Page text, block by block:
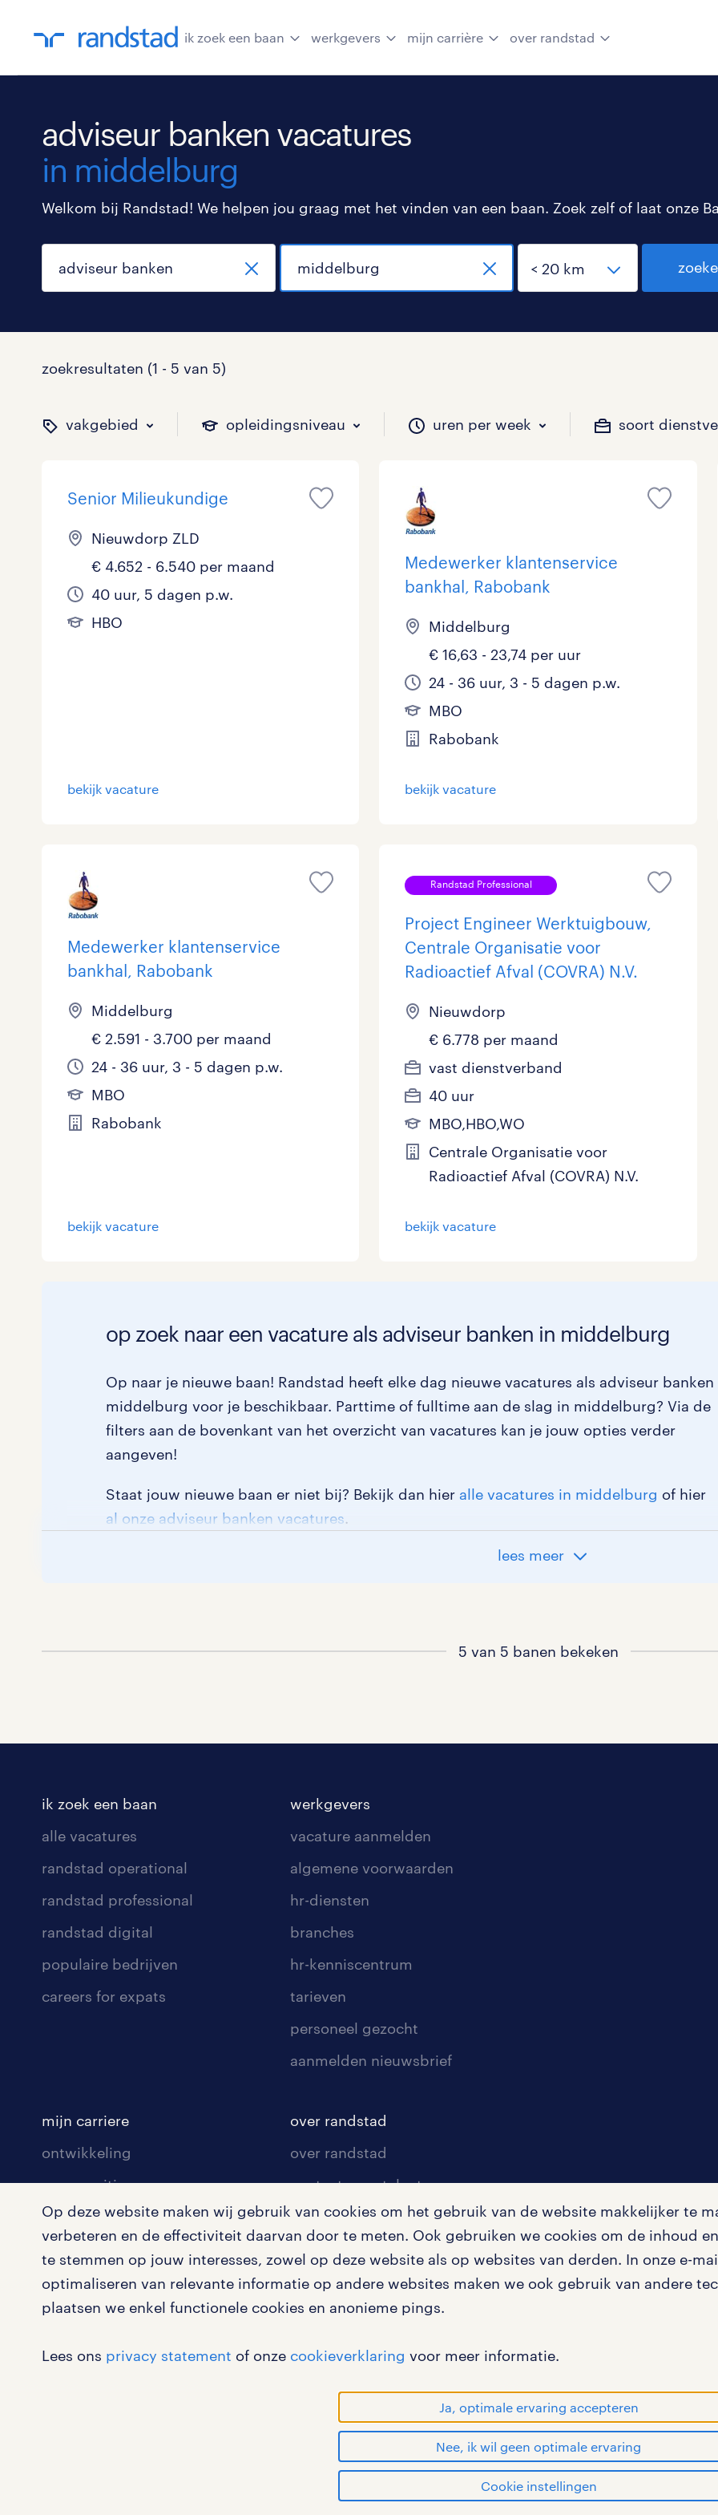
Op deze website maken wij gebruik van cookies om het gebruik van de website makkelijker te
verbeteren en de effectiviteit daarvan door te meten. Ook gebruiken we cookies om de inhoud
te stemmen op jouw interesses, zowel op deze website als op websites van derden. In onze e-
optimaliseren van relevante informatie op andere websites maken we ook gebruik van andere
plaatsen we enkel functionele cookies en anonieme pings.
Lees ons privacy statement of onze cookieverklaring voor meer informatie.
Ja, optimale ervaring accepteren
Nee, ik wil geen optimale ervaring
Cookie instellingen
ik zoek een baan werkgevers mijn carrière over randstad
adviseur banken vacatures
in middelburg
Welkom bij Randstad! We helpen jou graag met het vinden van een baan. Zoek zelf of laat onze
zoekresultaten (1 - 5 van 5)
vakgebied opleidingsniveau uren per week soort
binnen welk vakgebied wil je werken?
Administratief 0 Beveiliging 0
Callcenter / Contactcenter Chauffeurs 0
Financieel 0
Industrieel / Productie
Management / Leidinggevend
Zorg / Verpleging 0
toon 5 resultaten
op welk niveau zoek je vacatures?
Basisonderwijs 0 Geen 0
HBO LBO, MAVO, VMBO
Master 0
WO 1
toon 5 resultaten
hoeveel uren per week wil je werken?
0 - 8 uur 0 9 - 16 uur 0
25 - 32 uur 33 - 36 uur 1
welk soort dienstverband zou jij willen?
Detachering 0 Tijdelijk 0
Vast
Senior Milieukundige
Nieuwdorp ZLD
€ 4.652 - 6.540 per maand
40 uur, 5 dagen p.w.
HBO
bekijk vacature
Medewerker klantenservice
bankhal, Rabobank
Middelburg
€ 16,63 - 23,74 per uur
24 - 36 uur, 3 - 5 dagen p.w.
MBO
Rabobank
bekijk vacature
Medewerker klantenservice
bankhal, Rabobank
Middelburg
€ 2.591 - 3.700 per maand
24 - 36 uur, 3 - 5 dagen p.w.
MBO
Rabobank
bekijk vacature
Randstad Professional
Project Engineer Werktuigbouw,
Centrale Organisatie voor
Radioactief Afval (COVRA) N.V.
Nieuwdorp
€ 6.778 per maand
vast dienstverband
40 uur
MBO,HBO,WO
Centrale Organisatie voor
Radioactief Afval (COVRA) N.V.
bekijk vacature
op zoek naar een vacature als adviseur banken in middelburg
Op naar je nieuwe baan! Randstad heeft elke dag nieuwe vacatures als adviseur banken
middelburg voor je beschikbaar. Parttime of fulltime aan de slag in middelburg? Via de
filters aan de bovenkant van het overzicht van vacatures kan je jouw opties verder
aangeven!
Staat jouw nieuwe baan er niet bij? Bekijk dan hier alle vacatures in middelburg of hier
al onze adviseur banken vacatures.
lees meer
5 van 5 banen bekeken
ik zoek een baan
alle vacatures
randstad operational
randstad professional
randstad digital
populaire bedrijven
careers for expats
werkgevers
vacature aanmelden
algemene voorwaarden
hr-diensten
branches
hr-kenniscentrum
tarieven
personeel gezocht
aanmelden nieuwsbrief
mijn carriere
ontwikkeling
communities
opleidingen en trainingen
arbeidsvoorwaarden
blogs en artikelen
over randstad
over randstad
contact voor talent
contact voor werkgevers
pers
klachten en misstanden
werken bij randstad gebruikersvoorwaarden